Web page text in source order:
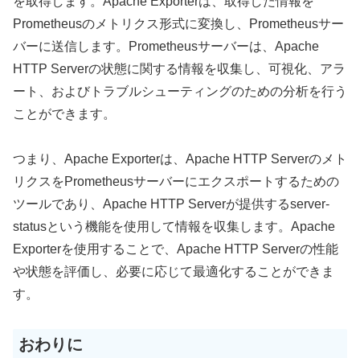
Prometheusのメトリクス形式に変換し、Prometheusサー
バーに送信します。Prometheusサーバーは、Apache
HTTP Serverの状態に関する情報を収集し、可視化、アラ
ート、およびトラブルシューティングのための分析を行う
ことができます。
つまり、Apache Exporterは、Apache HTTP Serverのメト
リクスをPrometheusサーバーにエクスポートするための
ツールであり、Apache HTTP Serverが提供するserver-
statusという機能を使用して情報を収集します。Apache
Exporterを使用することで、Apache HTTP Serverの性能
や状態を評価し、必要に応じて最適化することができま
す。
おわりに